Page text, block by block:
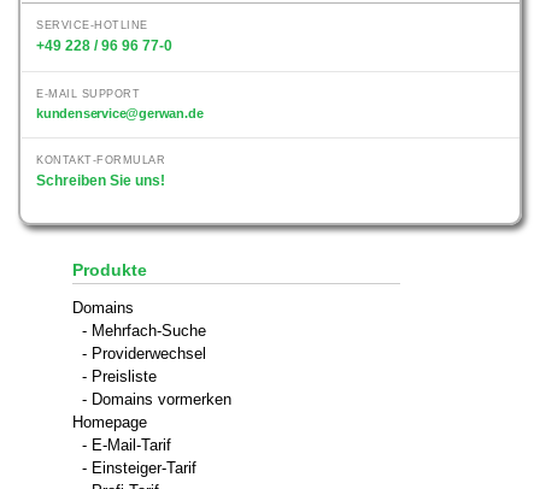
SERVICE-HOTLINE
+49 228 / 96 96 77-0
E-MAIL SUPPORT
kundenservice@gerwan.de
KONTAKT-FORMULAR
Schreiben Sie uns!
Produkte
Domains
- Mehrfach-Suche
- Providerwechsel
- Preisliste
- Domains vormerken
Homepage
- E-Mail-Tarif
- Einsteiger-Tarif